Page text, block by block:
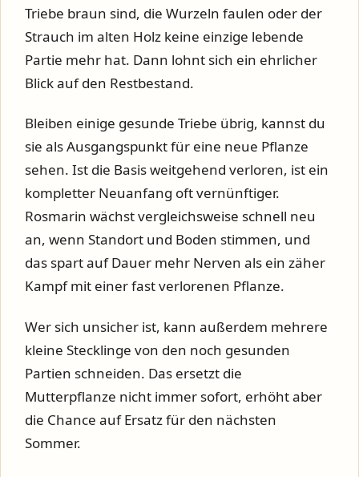
Triebe braun sind, die Wurzeln faulen oder der
Strauch im alten Holz keine einzige lebende
Partie mehr hat. Dann lohnt sich ein ehrlicher
Blick auf den Restbestand.
Bleiben einige gesunde Triebe übrig, kannst du
sie als Ausgangspunkt für eine neue Pflanze
sehen. Ist die Basis weitgehend verloren, ist ein
kompletter Neuanfang oft vernünftiger.
Rosmarin wächst vergleichsweise schnell neu
an, wenn Standort und Boden stimmen, und
das spart auf Dauer mehr Nerven als ein zäher
Kampf mit einer fast verlorenen Pflanze.
Wer sich unsicher ist, kann außerdem mehrere
kleine Stecklinge von den noch gesunden
Partien schneiden. Das ersetzt die
Mutterpflanze nicht immer sofort, erhöht aber
die Chance auf Ersatz für den nächsten
Sommer.